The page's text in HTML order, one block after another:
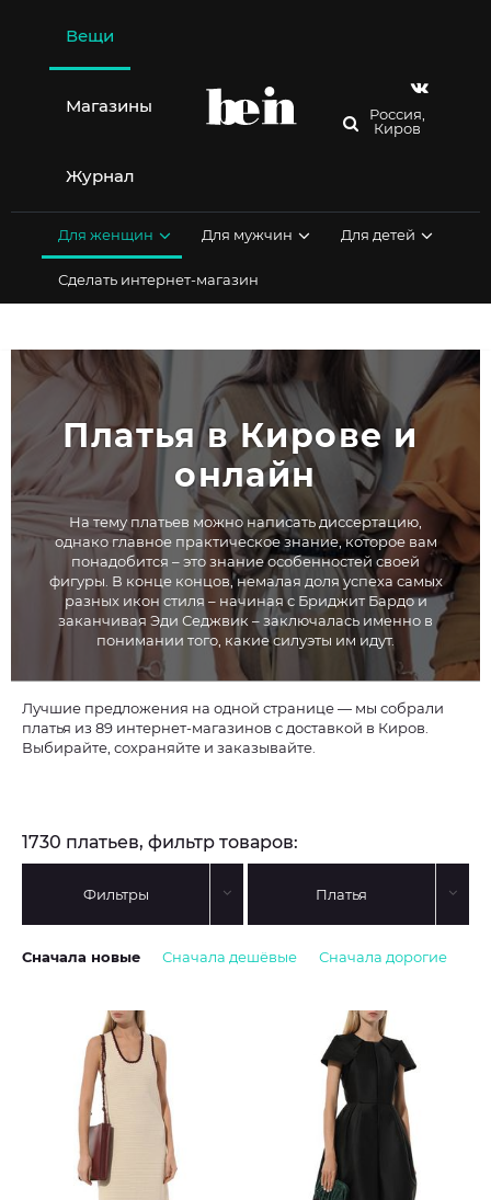
содержимому
Вещи
Магазины
Журнал
Россия,
Киров
Для женщин Для мужчин Для детей
Сделать интернет-магазин
Платья в Кирове и
онлайн
На тему платьев можно написать диссертацию,
однако главное практическое знание, которое вам
понадобится – это знание особенностей своей
фигуры. В конце концов, немалая доля успеха самых
разных икон стиля – начиная с Бриджит Бардо и
заканчивая Эди Седжвик – заключалась именно в
понимании того, какие силуэты им идут.
Лучшие предложения на одной странице — мы собрали
платья из 89 интернет-магазинов с доставкой в Киров.
Выбирайте, сохраняйте и заказывайте.
1730 платьев, фильтр товаров:
Фильтры Платья
Сначала новые Сначала дешёвые Сначала дорогие